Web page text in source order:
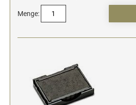
Menge: